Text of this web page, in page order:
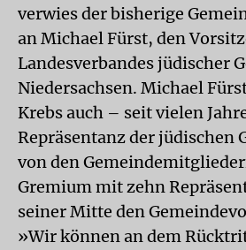
verwies der bisherige
an Michael Fürst, den
Landesverbandes jüdischer
Niedersachsen. Michael
Krebs auch – seit vielen
Repräsentanz der jüdischen
von den
Gremium mit zehn
seiner Mitte den
»Wir können an dem